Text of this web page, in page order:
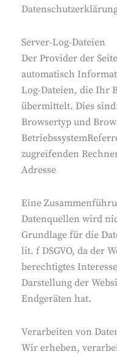
Server-Log-Dateien
Der Provider der
automatisch
Log-Dateien, die Ihr
übermittelt. Dies
Browsertyp und
zugreifenden
Adresse
Eine
Datenquellen wird
Grundlage für die
lit. f DSGVO, da der
berechtigtes
Darstellung der
Endgeräten hat.
Verarbeiten von
Wir erheben,